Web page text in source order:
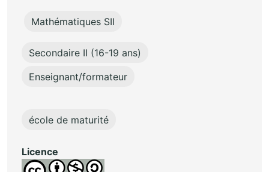
Mathématiques SII
Secondaire II (16-19 ans)
Enseignant/formateur
école de maturité
Licence